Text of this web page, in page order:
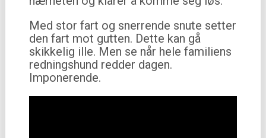
Med stor fart og snerrende snute setter
den fart mot gutten. Dette kan gå
skikkelig ille. Men se når hele familiens
redningshund redder dagen.
Imponerende.